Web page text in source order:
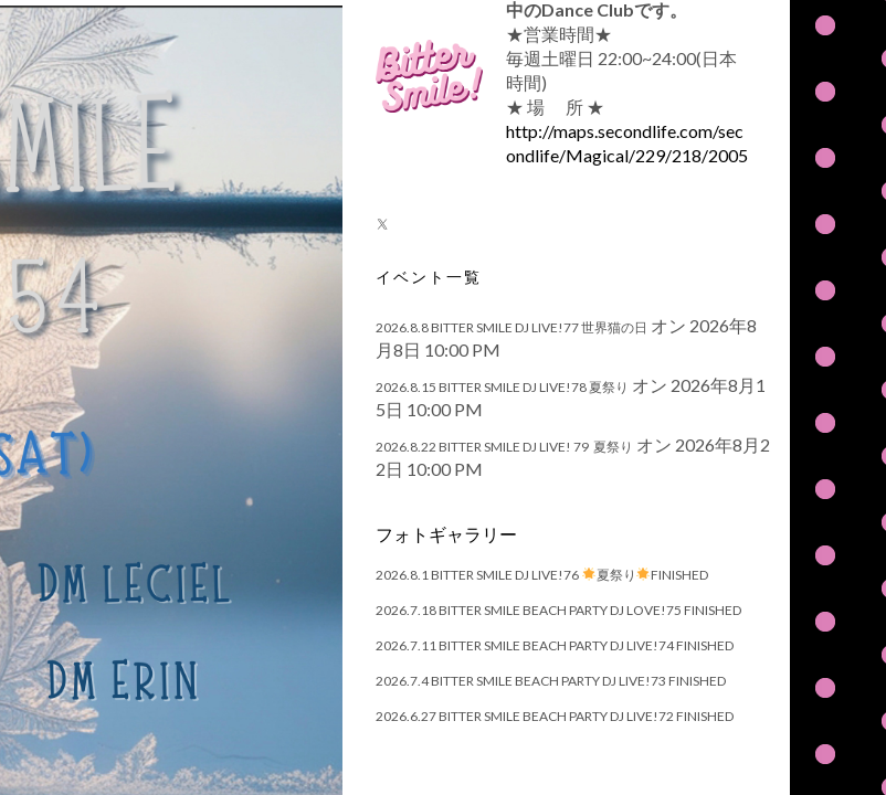
中のDance Clubです。
★営業時間★
毎週土曜日 22:00~24:00(日本
時間)
★ 場 所 ★
http://maps.secondlife.com/sec
ondlife/Magical/229/218/2005
X
イベント一覧
2026.8.8 BITTER SMILE DJ LIVE!77 世界猫の日 オン 2026年8
月8日 10:00 PM
2026.8.15 BITTER SMILE DJ LIVE!78 夏祭り オン 2026年8月1
5日 10:00 PM
2026.8.22 BITTER SMILE DJ LIVE! 79 夏祭り オン 2026年8月2
2日 10:00 PM
フォトギャラリー
2026.8.1 BITTER SMILE DJ LIVE!76 夏祭り FINISHED
2026.7.18 BITTER SMILE BEACH PARTY DJ LOVE!75 FINISHED
2026.7.11 BITTER SMILE BEACH PARTY DJ LIVE!74 FINISHED
2026.7.4 BITTER SMILE BEACH PARTY DJ LIVE!73 FINISHED
2026.6.27 BITTER SMILE BEACH PARTY DJ LIVE!72 FINISHED